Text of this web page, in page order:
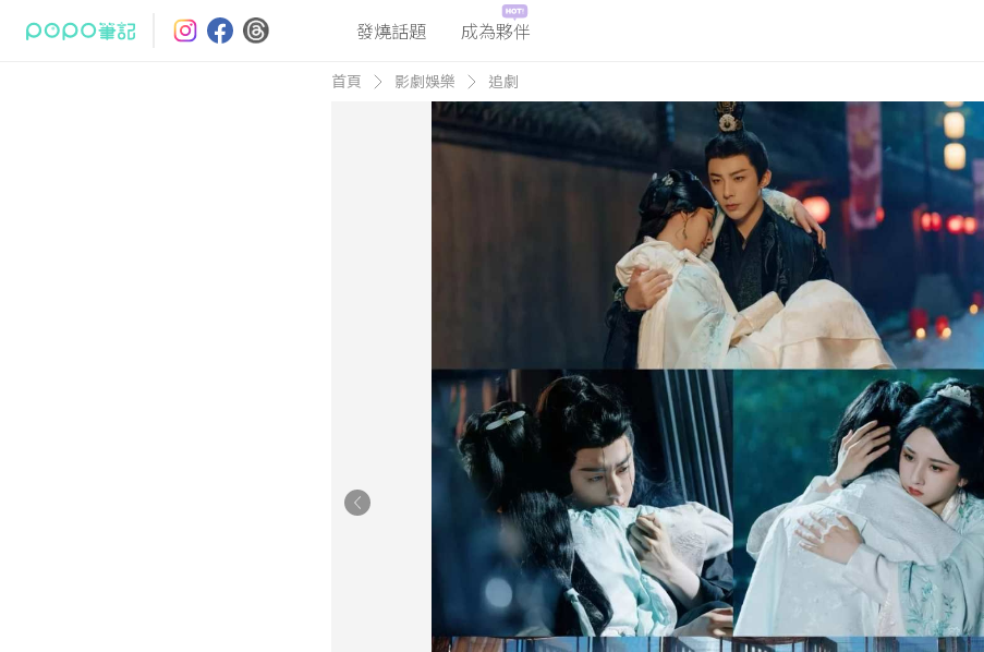
發燒話題 成為夥伴
首頁 影劇娛樂 追劇